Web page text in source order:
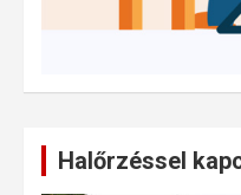
Halőrzéssel